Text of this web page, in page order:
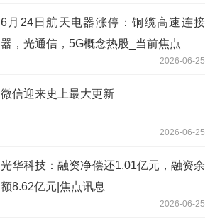
6月24日航天电器涨停：铜缆高速连接
器，光通信，5G概念热股_当前焦点
2026-06-25
微信迎来史上最大更新
2026-06-25
光华科技：融资净偿还1.01亿元，融资余
额8.62亿元|焦点讯息
2026-06-25